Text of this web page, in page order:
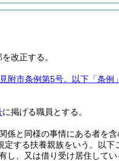
改正する。
附市条例第5号。以下「条例
に掲げる職員とする。
係と同様の事情にある者を
定する扶養親族をいう。以下
、又は借り受け居住して